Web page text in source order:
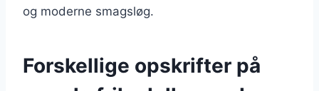
og moderne smagsløg.
Forskellige opskrifter på